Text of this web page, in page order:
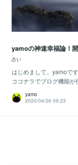
yamoの神速幸福論！
占い
はじめまして、yamoで
ココナラでブログ機能
yamo
2020/04/26 09:23